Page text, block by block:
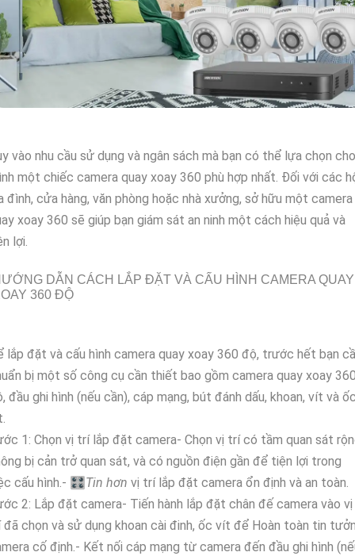
vào nhu cầu sử dụng và ngân sách mà bạn có thể lựa chọn cho
một chiếc camera quay xoay 360 phù hợp nhất. Đối với các
đình, cửa hàng, văn phòng hoặc nhà xưởng, sở hữu một camera
xoay 360 sẽ giúp bạn giám sát an ninh một cách hiệu quả và
lợi.
DẪN CÁCH LẮP ĐẶT VÀ CẤU HÌNH CAMERA QUAY
360 ĐỘ
lắp đặt và cấu hình camera quay xoay 360 độ, trước hết bạn
bị một số công cụ cần thiết bao gồm camera quay xoay
đầu ghi hình (nếu cần), cáp mạng, bút đánh dấu, khoan, vít và
1: Chọn vị trí lắp đặt camera- Chọn vị trí có tầm quan sát
bị cản trở quan sát, và có nguồn điện gần để tiện lợi trong
cấu hình.- 🎛Tin hơn vị trí lắp đặt camera ổn định và an toàn.
2: Lắp đặt camera- Tiến hành lắp đặt chân đế camera vào vị
chọn và sử dụng khoan cài đinh, ốc vít để Hoàn toàn tin
cố định.- Kết nối cáp mạng từ camera đến đầu ghi hình